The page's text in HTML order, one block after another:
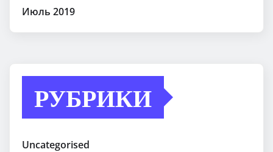
Июль 2019
РУБРИКИ
Uncategorised